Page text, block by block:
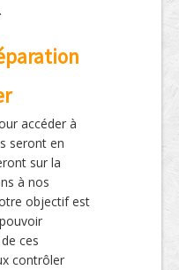
accéder à
seront en
sur la
à nos
objectif est
ces
contrôler